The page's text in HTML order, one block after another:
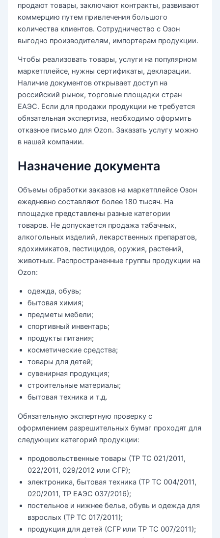
продают товары, заключают контракты, развивают
коммерцию путем привлечения большого
количества клиентов. Сотрудничество с Озон
выгодно производителям, импортерам продукции.
Чтобы реализовать товары, услуги на популярном
маркетплейсе, нужны сертификаты, декларации.
Наличие документов открывает доступ на
российский рынок, торговые площадки стран
ЕАЭС. Если для продажи продукции не требуется
обязательная экспертиза, необходимо оформить
отказное письмо для Ozon. Заказать услугу можно
в нашей компании.
Назначение документа
Объемы обработки заказов на маркетплейсе Озон
ежедневно составляют более 180 тысяч. На
площадке представлены разные категории
товаров. Не допускается продажа табачных,
алкогольных изделий, лекарственных препаратов,
ядохимикатов, пестицидов, оружия, растений,
животных. Распространенные группы продукции на
Ozon:
одежда, обувь;
бытовая химия;
предметы мебели;
спортивный инвентарь;
продукты питания;
косметические средства;
товары для детей;
сувенирная продукция;
строительные материалы;
бытовая техника и т.д.
Обязательную экспертную проверку с
оформлением разрешительных бумаг проходят для
следующих категорий продукции:
продовольственные товары (ТР ТС 021/2011,
022/2011, 029/2012 или СГР);
электроника, бытовая техника (ТР ТС 004/2011,
020/2011, ТР ЕАЭС 037/2016);
постельное и нижнее белье, обувь и одежда для
взрослых (ТР ТС 017/2011);
продукция для детей (СГР или ТР ТС 007/2011);